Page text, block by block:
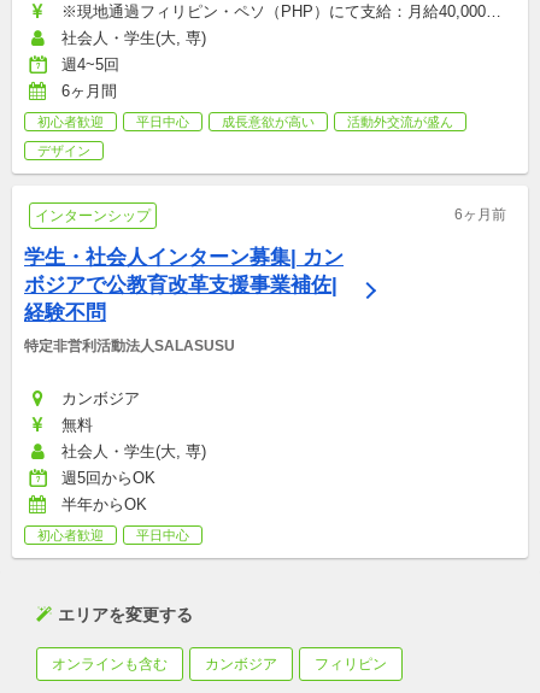
※現地通過フィリピン・ペソ（PHP）にて支給：月給40,000〜
70,000円
社会人・学生(大, 専)
週4~5回
6ヶ月間
初心者歓迎 平日中心 成長意欲が高い
活動外交流が盛ん
デザイン
インターンシップ 6ヶ月前
学生・社会人インターン募集| カン
ボジアで公教育改革支援事業補佐|
経験不問
特定非営利活動法人SALASUSU
カンボジア
無料
社会人・学生(大, 専)
週5回からOK
半年からOK
初心者歓迎 平日中心
エリアを変更する
オンラインも含む カンボジア フィリピン